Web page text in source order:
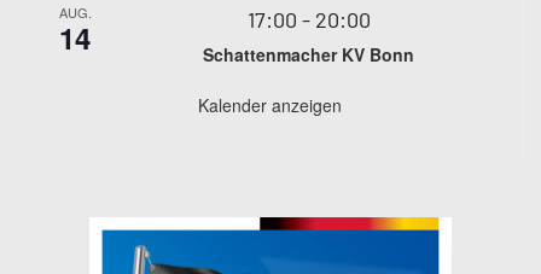
AUG.
14 17:00 - 20:00
Schattenmacher KV Bonn
Kalender anzeigen